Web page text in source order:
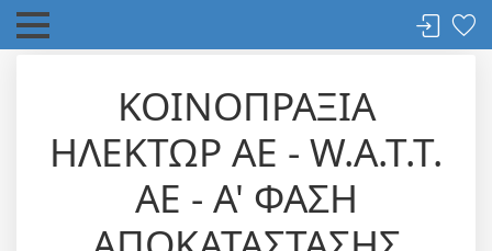
ΚΟΙΝΟΠΡΑΞΙΑ
ΗΛΕΚΤΩΡ ΑΕ - W.A.T.T.
AE - A' ΦΑΣΗ